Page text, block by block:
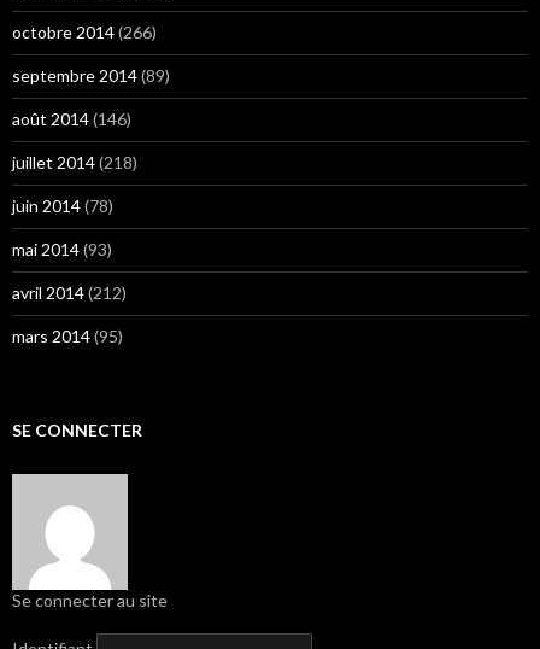
octobre 2014(266)
septembre 2014(89)
août 2014(146)
juillet 2014(218)
juin 2014(78)
mai 2014(93)
avril 2014(212)
mars 2014(95)
SE CONNECTER
Se connecter au site